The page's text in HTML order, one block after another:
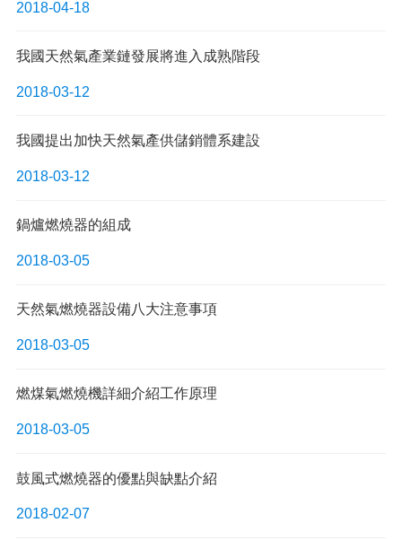
2018-04-18
我國天然氣產業鏈發展將進入成熟階段
2018-03-12
我國提出加快天然氣產供儲銷體系建設
2018-03-12
鍋爐燃燒器的組成
2018-03-05
天然氣燃燒器設備八大注意事項
2018-03-05
燃煤氣燃燒機詳細介紹工作原理
2018-03-05
鼓風式燃燒器的優點與缺點介紹
2018-02-07